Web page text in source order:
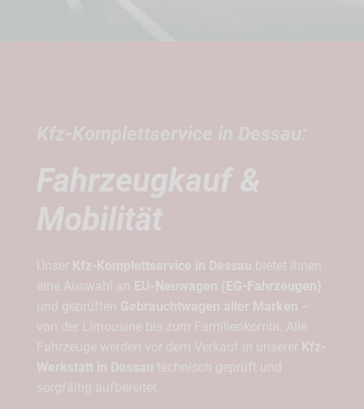
Fahrzeugkauf &
Mobilität
Unser Kfz-Komplettservice in Dessau bietet Ihnen
eine Auswahl an EU-Neuwagen (EG-Fahrzeugen)
und geprüften Gebrauchtwagen aller Marken –
von der Limousine bis zum Familienkombi. Alle
Fahrzeuge werden vor dem Verkauf in unserer Kfz-
Werkstatt in Dessau technisch geprüft und
sorgfältig aufbereitet.